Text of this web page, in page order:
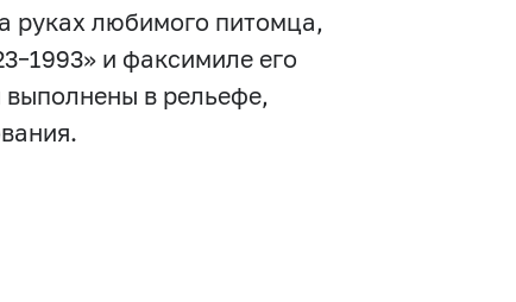
руках любимого питомца,
и факсимиле его
в рельефе,